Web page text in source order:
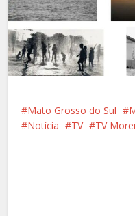
Mato Grosso do Sul
Notícia
TV TV